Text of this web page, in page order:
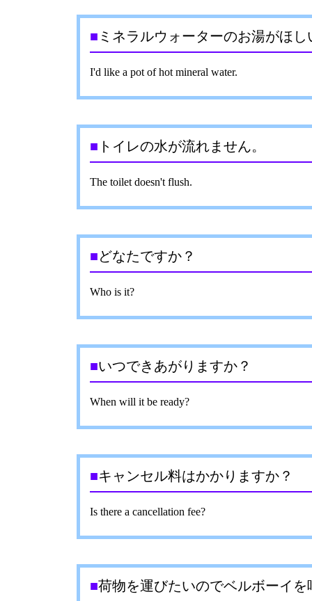
■ ミネラルウォーターのお湯がほ
I'd like a pot of hot mineral water.
■ トイレの水が流れません。
The toilet doesn't flush.
■どなたですか？
Who is it?
■いつできあがりますか？
When will it be ready?
■キャンセル料はかかりますか？
Is there a cancellation fee?
■荷物を運びたいのでベルボーイ